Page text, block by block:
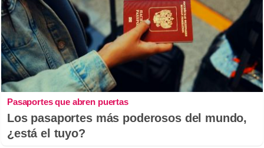
Pasaportes que abren puertas
Los pasaportes más poderosos del mundo,
¿está el tuyo?